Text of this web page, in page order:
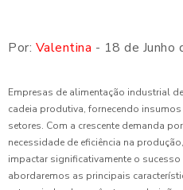
Por: Valentina - 18 de Junho
Empresas de alimentação industrial
cadeia produtiva, fornecendo
setores. Com a crescente demanda
necessidade de eficiência na
impactar significativamente o
abordaremos as principais